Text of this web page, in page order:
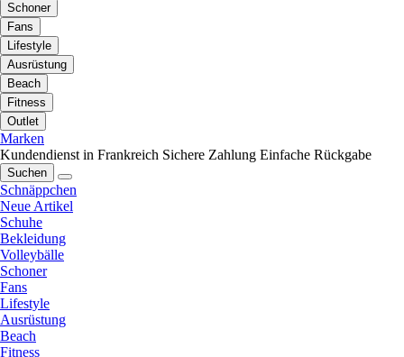
Schoner
Fans
Lifestyle
Ausrüstung
Beach
Fitness
Outlet
Marken
Kundendienst in Frankreich Sichere Zahlung Einfache Rückgabe
Suchen
Schnäppchen
Neue Artikel
Schuhe
Bekleidung
Volleybälle
Schoner
Fans
Lifestyle
Ausrüstung
Beach
Fitness